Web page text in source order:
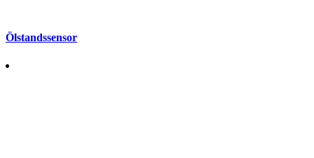
Ölstandssensor